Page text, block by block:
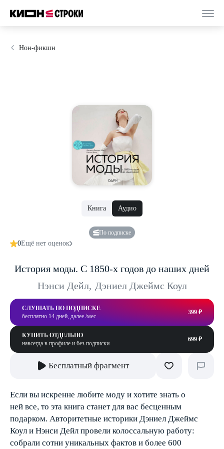
Нон-фикшн
Книга Аудио
По подписке
0Ещё нет оценок
История моды. С 1850-х годов до наших дней
Нэнси Дейл, Дэниел Джеймс Коул
СЛУШАТЬ ПО ПОДПИСКЕ
бесплатно 14 дней, далее /мес
399 ₽
КУПИТЬ ОТДЕЛЬНО
навсегда в профиле и без подписки
699 ₽
Бесплатный фрагмент
Если вы искренне любите моду и хотите знать о
ней все, то эта книга станет для вас бесценным
подарком. Авторитетные историки Дэниел Джеймс
Коул и Нэнси Дейл провели колоссальную работу:
собрали сотни уникальных фактов и более 600